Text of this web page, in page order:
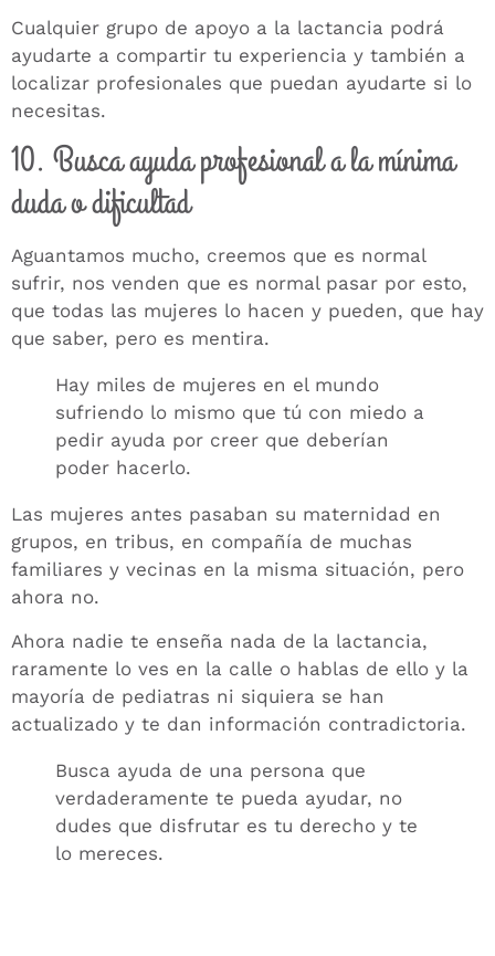
Cualquier grupo de apoyo a la lactancia podrá
ayudarte a compartir tu experiencia y también a
localizar profesionales que puedan ayudarte si lo
necesitas.
10. Busca ayuda profesional a la mínima
duda o dificultad
Aguantamos mucho, creemos que es normal
sufrir, nos venden que es normal pasar por esto,
que todas las mujeres lo hacen y pueden, que hay
que saber, pero es mentira.
Hay miles de mujeres en el mundo
sufriendo lo mismo que tú con miedo a
pedir ayuda por creer que deberían
poder hacerlo.
Las mujeres antes pasaban su maternidad en
grupos, en tribus, en compañía de muchas
familiares y vecinas en la misma situación, pero
ahora no.
Ahora nadie te enseña nada de la lactancia,
raramente lo ves en la calle o hablas de ello y la
mayoría de pediatras ni siquiera se han
actualizado y te dan información contradictoria.
Busca ayuda de una persona que
verdaderamente te pueda ayudar, no
dudes que disfrutar es tu derecho y te
lo mereces.